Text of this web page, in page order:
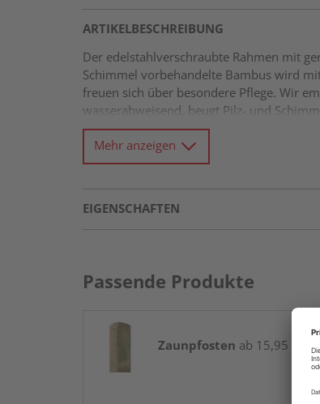
ARTIKELBESCHREIBUNG
Der edelstahlverschraubte Rahmen mit
Schimmel vorbehandelte Bambus wird
freuen sich über besondere Pflege. Wir
wasserabweisend, beugt Pilz- und
Fichte, kesseldruckimprägniert
Mehr anzeigen
EIGENSCHAFTEN
Passende Produkte
Zaunpfosten ab 15,95 € /